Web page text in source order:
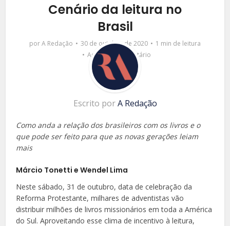
Cenário da leitura no
Brasil
porA Redação 30 de outubro de 2020
1 min de leitura
Adicionar comentário
Escrito porA Redação
Como anda a relação dos brasileiros com os livros e o
que pode ser feito para que as novas gerações leiam
mais
Márcio Tonetti e Wendel Lima
Neste sábado, 31 de outubro, data de celebração da
Reforma Protestante, milhares de adventistas vão
distribuir milhões de livros missionários em toda a América
do Sul. Aproveitando esse clima de incentivo à leitura,